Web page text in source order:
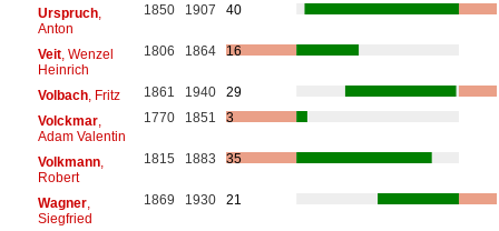
Urspruch,
Anton
1850 1907 40
Veit, Wenzel
Heinrich
1806 1864 16
Volbach, Fritz 1861 1940
29
Volckmar,
Adam Valentin
1770 1851 3
Volkmann,
Robert
1815 1883 35
Wagner,
Siegfried
1869 1930 21